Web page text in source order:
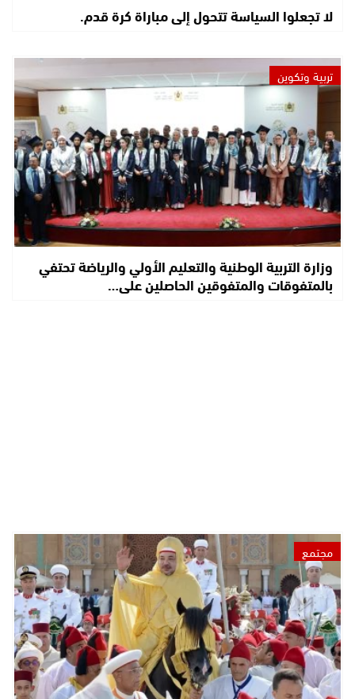
لا تجعلوا السياسة تتحول إلى مباراة كرة قدم.
تربية وتكوين
وزارة التربية الوطنية والتعليم الأولي والرياضة تحتفي
بالمتفوقات والمتفوقين الحاصلين على…
مجتمع